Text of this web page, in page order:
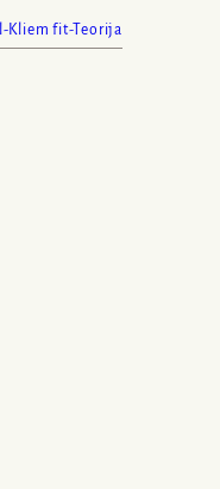
Il-Kliem fit-Teorija